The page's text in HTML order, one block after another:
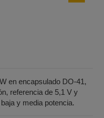
en encapsulado DO‑41,
referencia de 5,1 V y
y media potencia.